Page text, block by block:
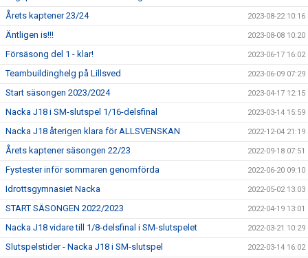
Årets kaptener 23/24 2023-08-22 10:16
Äntligen is!!! 2023-08-08 10:20
Försäsong del 1 - klar! 2023-06-17 16:02
Teambuildinghelg på Lillsved 2023-06-09 07:29
Start säsongen 2023/2024 2023-04-17 12:15
Nacka J18 i SM-slutspel 1/16-delsfinal 2023-03-14 15:59
Nacka J18 återigen klara för ALLSVENSKAN 2022-12-04 21:19
Årets kaptener säsongen 22/23 2022-09-18 07:51
Fystester inför sommaren genomförda 2022-06-20 09:10
Idrottsgymnasiet Nacka 2022-05-02 13:03
START SÄSONGEN 2022/2023 2022-04-19 13:01
Nacka J18 vidare till 1/8-delsfinal i SM-slutspelet 2022-03-21 10:29
Slutspelstider - Nacka J18 i SM-slutspel 2022-03-14 16:02